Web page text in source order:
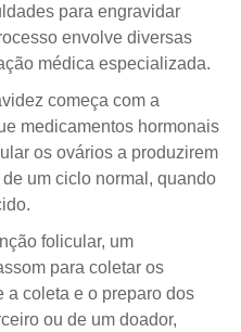
para engravidar
envolve diversas
médica especializada.
começa com a
medicamentos hormonais
os ovários a produzirem
um ciclo normal, quando
folicular, um
para coletar os
a coleta e o preparo dos
ou de um doador,